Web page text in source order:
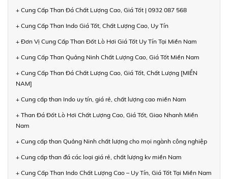
+ Cung Cấp Than Đá Chất Lượng Cao, Giá Tốt | 0932 087 568
+ Cung Cấp Than Indo Giá Tốt, Chất Lượng Cao, Uy Tín
+ Đơn Vị Cung Cấp Than Đốt Lò Hơi Giá Tốt Uy Tín Tại Miền Nam
+ Cung Cấp Than Quảng Ninh Chất Lượng Cao, Giá Tốt Miền Nam
+ Cung Cấp Than Đá Chất Lượng Cao, Giá Tốt, Chất Lượng [MIỀN
NAM]
+ Cung cấp than Indo uy tín, giá rẻ, chất lượng cao miền Nam
+ Than Đá Đốt Lò Hơi Chất Lượng Cao, Giá Tốt, Giao Nhanh Miền
Nam
+ Cung cấp than Quảng Ninh chất lượng cho mọi ngành công nghiệp
+ Cung cấp than đá các loại giá rẻ, chất lượng kv miền Nam
+ Cung Cấp Than Indo Chất Lượng Cao – Uy Tín, Giá Tốt Tại Miền Nam